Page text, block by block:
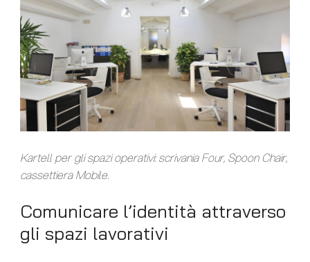
Kartell per gli spazi operativi: scrivania Four, Spoon Chair,
cassettiera Mobile.
Comunicare l’identità attraverso
gli spazi lavorativi